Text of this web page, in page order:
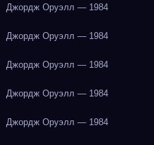
Джордж Оруэлл — 1984
Джордж Оруэлл — 1984
Джордж Оруэлл — 1984
Джордж Оруэлл — 1984
Джордж Оруэлл — 1984